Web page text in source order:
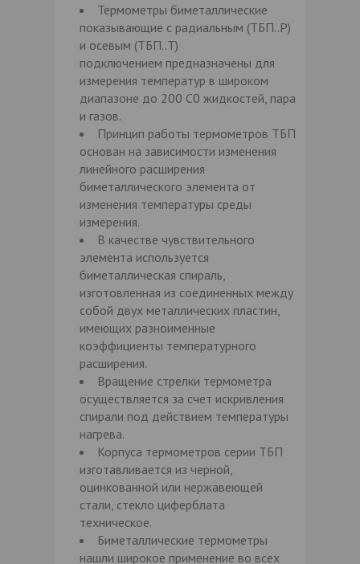
Термометры биметаллические
показывающие с радиальным (ТБП..Р)
и осевым (ТБП..Т)
подключением предназначены для
измерения температур в широком
диапазоне до 200 С0 жидкостей, пара
и газов.
Принцип работы термометров ТБП
основан на зависимости изменения
линейного расширения
биметаллического элемента от
изменения температуры среды
измерения.
В качестве чувствительного
элемента используется
биметаллическая спираль,
изготовленная из соединенных между
собой двух металлических пластин,
имеющих разноименные
коэффициенты температурного
расширения.
Вращение стрелки термометра
осуществляется за счет искривления
спирали под действием температуры
нагрева.
Корпуса термометров серии ТБП
изготавливается из черной,
оцинкованной или нержавеющей
стали, стекло циферблата
техническое.
Биметаллические термометры
нашли широкое применение во всех